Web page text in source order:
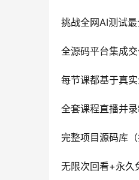
挑战全网AI测试
全源码平台集成
每节课都基于真实
全套课程直播并
完整项目源码库（
无限次回看+永久